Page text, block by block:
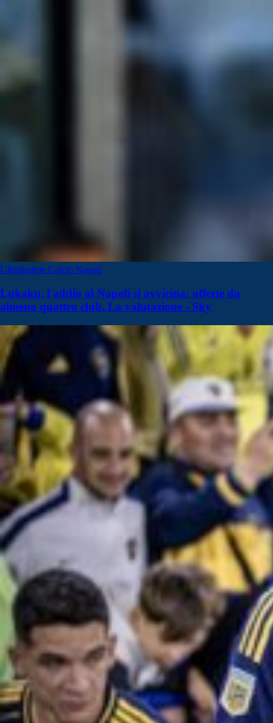
Ultimissime Calcio Napoli
Lukaku, l'addio al Napoli si avvicina: offerte da
almeno quattro club. La valutazione - Sky